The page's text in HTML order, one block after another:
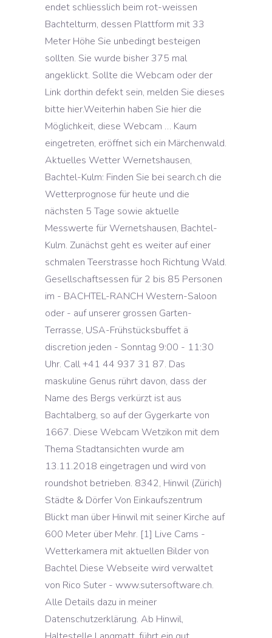
endet schliesslich beim rot-weissen
Bachtelturm, dessen Plattform mit 33
Meter Höhe Sie unbedingt besteigen
sollten. Sie wurde bisher 375 mal
angeklickt. Sollte die Webcam oder der
Link dorthin defekt sein, melden Sie dieses
bitte hier.Weiterhin haben Sie hier die
Möglichkeit, diese Webcam … Kaum
eingetreten, eröffnet sich ein Märchenwald.
Aktuelles Wetter Wernetshausen,
Bachtel-Kulm: Finden Sie bei search.ch die
Wetterprognose für heute und die
nächsten 5 Tage sowie aktuelle
Messwerte für Wernetshausen, Bachtel-
Kulm. Zunächst geht es weiter auf einer
schmalen Teerstrasse hoch Richtung Wald.
Gesellschaftsessen für 2 bis 85 Personen
im - BACHTEL-RANCH Western-Saloon
oder - auf unserer grossen Garten-
Terrasse, USA-Frühstücksbuffet ä
discretion jeden - Sonntag 9:00 - 11:30
Uhr. Call +41 44 937 31 87. Das
maskuline Genus rührt davon, dass der
Name des Bergs verkürzt ist aus
Bachtalberg, so auf der Gygerkarte von
1667. Diese Webcam Wetzikon mit dem
Thema Stadtansichten wurde am
13.11.2018 eingetragen und wird von
roundshot betrieben. 8342, Hinwil (Zürich)
Städte & Dörfer Von Einkaufszentrum
Blickt man über Hinwil mit seiner Kirche auf
600 Meter über Mehr. [1] Live Cams -
Wetterkamera mit aktuellen Bilder von
Bachtel Diese Webseite wird verwaltet
von Rico Suter - www.sutersoftware.ch.
Alle Details dazu in meiner
Datenschutzerklärung. Ab Hinwil,